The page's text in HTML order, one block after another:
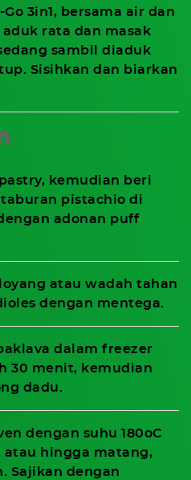
3in1, bersama air dan
rata dan masak
sambil diaduk
Sisihkan dan biarkan
kemudian beri
pistachio di
adonan puff
atau wadah tahan
dengan mentega.
dalam freezer
30 menit, kemudian
dadu.
dengan suhu 180oC
atau hingga matang,
Sajikan dengan